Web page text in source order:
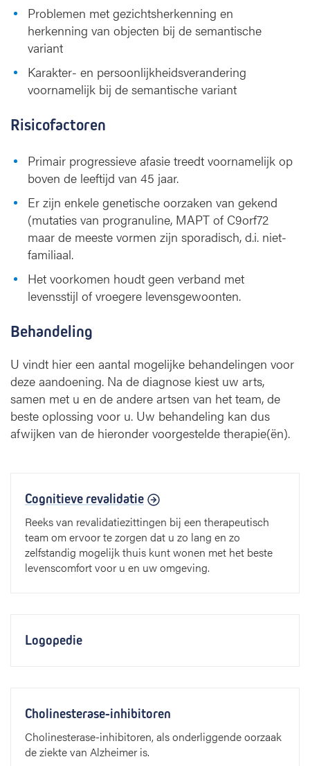
Problemen met gezichtsherkenning en
herkenning van objecten bij de semantische
variant
Karakter- en persoonlijkheidsverandering
voornamelijk bij de semantische variant
Risicofactoren
Primair progressieve afasie treedt voornamelijk op
boven de leeftijd van 45 jaar.
Er zijn enkele genetische oorzaken van gekend
(mutaties van progranuline, MAPT of C9orf72
maar de meeste vormen zijn sporadisch, d.i. niet-
familiaal.
Het voorkomen houdt geen verband met
levensstijl of vroegere levensgewoonten.
Behandeling
U vindt hier een aantal mogelijke behandelingen voor
deze aandoening. Na de diagnose kiest uw arts,
samen met u en de andere artsen van het team, de
beste oplossing voor u. Uw behandeling kan dus
afwijken van de hieronder voorgestelde therapie(ën).
Cognitieve revalidatie
Reeks van revalidatiezittingen bij een therapeutisch
team om ervoor te zorgen dat u zo lang en zo
zelfstandig mogelijk thuis kunt wonen met het beste
levenscomfort voor u en uw omgeving.
Logopedie
Cholinesterase-inhibitoren
Cholinesterase-inhibitoren, als onderliggende oorzaak
de ziekte van Alzheimer is.